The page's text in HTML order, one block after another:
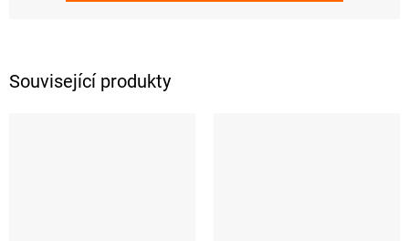
Související produkty